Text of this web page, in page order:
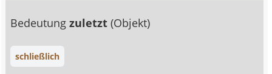
Bedeutungzuletzt(Objekt)
schließlich